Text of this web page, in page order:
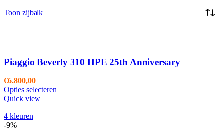
Toon zijbalk
Piaggio Beverly 310 HPE 25th Anniversary
€6.800,00
Opties selecteren
Quick view
4 kleuren
-9%